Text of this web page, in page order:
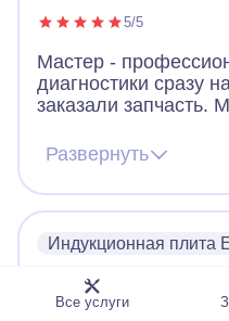
5/5
Мастер -
диагностики сразу
заказали запчасть.
запчасть,
что человек
дал ценные советы
посуды для плиты.
Развернуть
Индукционная плита
Дмитрий
Заявка 5816704
Все услуги